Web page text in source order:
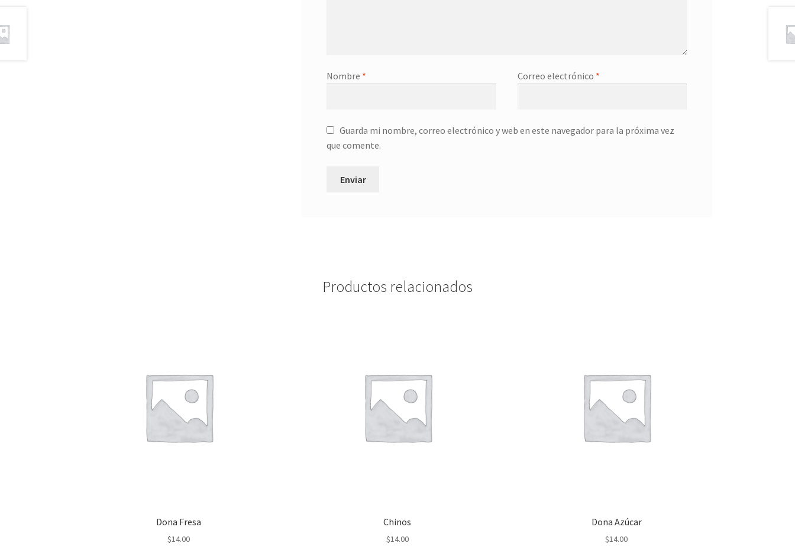
Nombre * Correo electrónico *
Guarda mi nombre, correo electrónico y web en este navegador para la próxima vez
que comente.
Productos relacionados
Dona Fresa
$14.00
Chinos
$14.00
Dona Azúcar
$14.00